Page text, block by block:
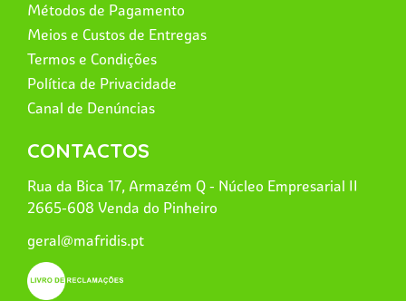
Métodos de Pagamento
Meios e Custos de Entregas
Termos e Condições
Política de Privacidade
Canal de Denúncias
CONTACTOS
Rua da Bica 17, Armazém Q - Núcleo Empresarial II
2665-608 Venda do Pinheiro
geral@mafridis.pt